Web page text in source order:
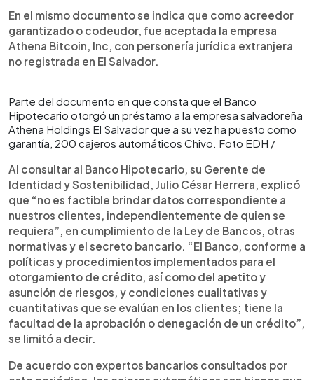
En el mismo documento se indica que como acreedor
garantizado o codeudor, fue aceptada la empresa
Athena Bitcoin, Inc, con personería jurídica extranjera
no registrada en El Salvador.
Parte del documento en que consta que el Banco
Hipotecario otorgó un préstamo a la empresa salvadoreña
Athena Holdings El Salvador que a su vez ha puesto como
garantía, 200 cajeros automáticos Chivo. Foto EDH /
Al consultar al Banco Hipotecario, su Gerente de
Identidad y Sostenibilidad, Julio César Herrera, explicó
que “no es factible brindar datos correspondiente a
nuestros clientes, independientemente de quien se
requiera”, en cumplimiento de la Ley de Bancos, otras
normativas y el secreto bancario. “El Banco, conforme a
políticas y procedimientos implementados para el
otorgamiento de crédito, así como del apetito y
asunción de riesgos, y condiciones cualitativas y
cuantitativas que se evalúan en los clientes; tiene la
facultad de la aprobación o denegación de un crédito”,
se limitó a decir.
De acuerdo con expertos bancarios consultados por